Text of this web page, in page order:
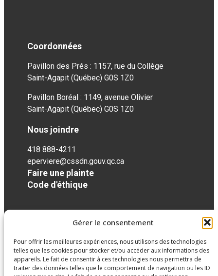
Gérer le consentement
Pour offrir les meilleures expériences, nous utilisons des technologies
telles que les cookies pour stocker et/ou accéder aux informations des
appareils. Le fait de consentir à ces technologies nous permettra de
traiter des données telles que le comportement de navigation ou les ID
Coordonnées
Pavillon des Prés : 1157, rue du Collège
Saint-Agapit (Québec) G0S 1Z0
Pavillon Boréal : 1149, avenue Olivier
Saint-Agapit (Québec) G0S 1Z0
Nous joindre
418 888-4211
eperviere@cssdn.gouv.qc.ca
Faire une plainte
Code d'éthique
Réseaux sociaux
facebook